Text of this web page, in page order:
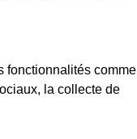
fonctionnalités comme
la collecte de